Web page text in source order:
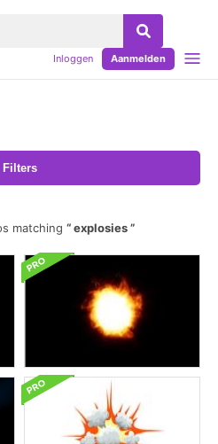
Inloggen Aanmelden
Filters
matching
explosies